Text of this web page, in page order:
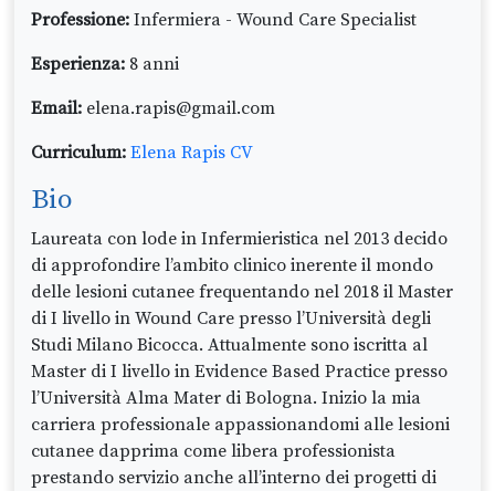
Professione: Infermiera - Wound Care Specialist
Esperienza: 8 anni
Email: elena.rapis@gmail.com
Curriculum: Elena Rapis CV
Bio
Laureata con lode in Infermieristica nel 2013 decido
di approfondire l’ambito clinico inerente il mondo
delle lesioni cutanee frequentando nel 2018 il Master
di I livello in Wound Care presso l’Università degli
Studi Milano Bicocca. Attualmente sono iscritta al
Master di I livello in Evidence Based Practice presso
l’Università Alma Mater di Bologna. Inizio la mia
carriera professionale appassionandomi alle lesioni
cutanee dapprima come libera professionista
prestando servizio anche all’interno dei progetti di